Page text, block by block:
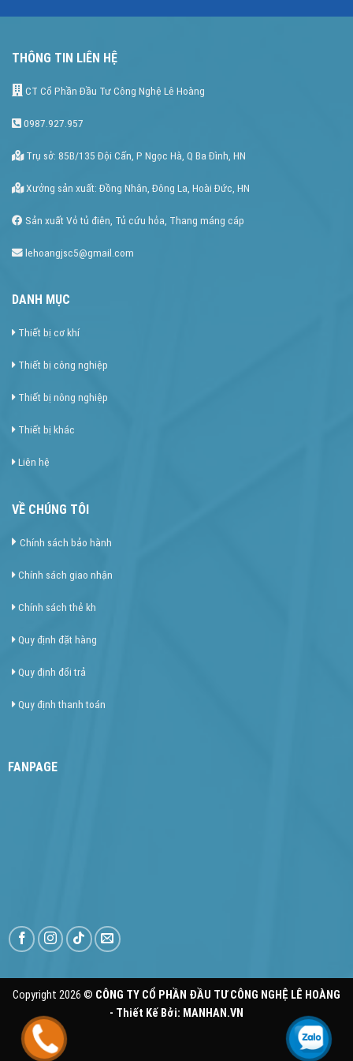
THÔNG TIN LIÊN HỆ
CT Cổ Phần Đầu Tư Công Nghệ Lê Hoàng
0987.927.957
Trụ sở: 85B/135 Đội Cấn, P Ngọc Hà, Q Ba Đình, HN
Xưởng sản xuất: Đồng Nhân, Đông La, Hoài Đức, HN
Sản xuất Vỏ tủ điên, Tủ cứu hỏa, Thang máng cáp
lehoangjsc5@gmail.com
DANH MỤC
Thiết bị cơ khí
Thiết bị công nghiệp
Thiết bị nông nghiệp
Thiết bị khác
Liên hệ
VỀ CHÚNG TÔI
Chính sách bảo hành
Chính sách giao nhận
Chính sách thẻ kh
Quy định đặt hàng
Quy định đổi trả
Quy định thanh toán
FANPAGE
Copyright 2026 © CÔNG TY CỔ PHẦN ĐẦU TƯ CÔNG NGHỆ LÊ HOÀNG
- Thiết Kế Bởi: MANHAN.VN